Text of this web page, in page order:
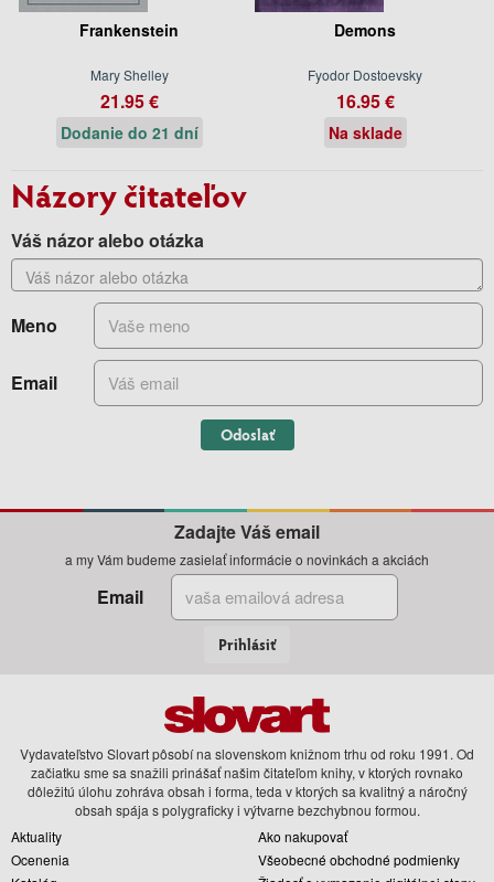
Frankenstein
Mary Shelley
21.95 €
Dodanie do 21 dní
Demons
Fyodor Dostoevsky
16.95 €
Na sklade
Názory čitateľov
Váš názor alebo otázka
Meno
Email
Odoslať
Zadajte Váš email
a my Vám budeme zasielať informácie o novinkách a akciách
Email
Prihlásiť
Vydavateľstvo Slovart pôsobí na slovenskom knižnom trhu od roku 1991. Od
začiatku sme sa snažili prinášať našim čitateľom knihy, v ktorých rovnako
dôležitú úlohu zohráva obsah i forma, teda v ktorých sa kvalitný a náročný
obsah spája s polygraficky i výtvarne bezchybnou formou.
Aktuality
Ocenenia
Ako nakupovať
Všeobecné obchodné podmienky